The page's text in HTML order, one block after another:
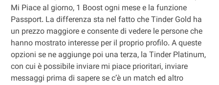
Mi Piace al giorno, 1 Boost ogni mese e la funzione
Passport. La differenza sta nel fatto che Tinder Gold ha
un prezzo maggiore e consente di vedere le persone che
hanno mostrato interesse per il proprio profilo. A queste
opzioni se ne aggiunge poi una terza, la Tinder Platinum,
con cui è possibile inviare mi piace prioritari, inviare
messaggi prima di sapere se c’è un match ed altro